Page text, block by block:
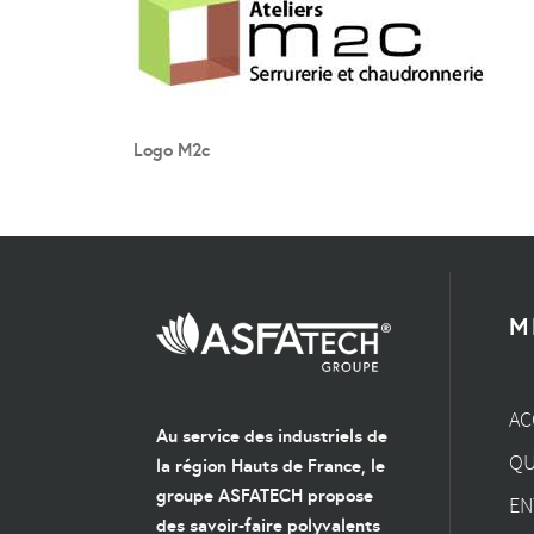
Logo M2c
Au service des industriels de
la région Hauts de France, le
groupe ASFATECH propose
des savoir-faire polyvalents